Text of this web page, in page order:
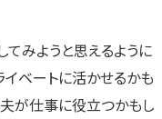
みようと思えるように
ベートに活かせるかも
が仕事に役立つかもし